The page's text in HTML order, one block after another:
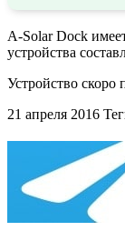
A-Solar Dock
устройства
Устройство скоро
21 апреля 2016